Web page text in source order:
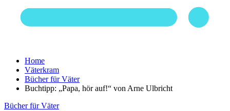
Home
Väterkram
Bücher für Väter
Buchtipp: „Papa, hör auf!“ von Arne Ulbricht
Bücher für Väter